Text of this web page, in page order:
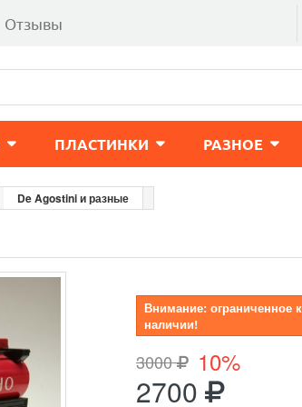
Отзывы
ПЛАСТИНКИ РАЗНОЕ
De Agostini и разные
Внимание: ограниченное
наличии!
3000 10%
2700